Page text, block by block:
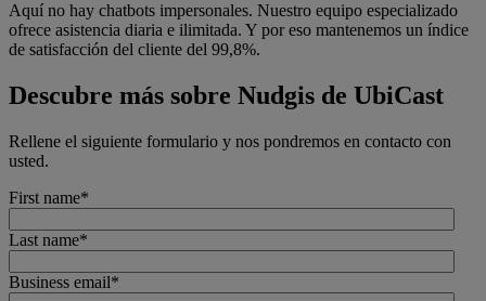
Aquí no hay chatbots impersonales. Nuestro equipo especializado
ofrece asistencia diaria e ilimitada. Y por eso mantenemos un índice
de satisfacción del cliente del 99,8%.
Descubre más sobre Nudgis de UbiCast
Rellene el siguiente formulario y nos pondremos en contacto con
usted.
First name*
Last name*
Business email*